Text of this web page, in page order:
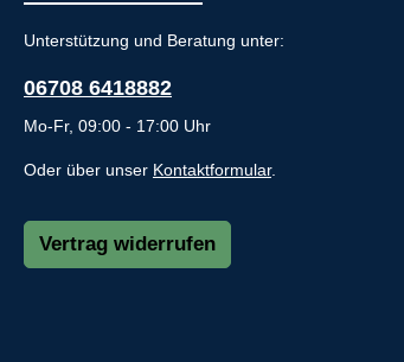
Unterstützung und Beratung unter:
06708 6418882
Mo-Fr, 09:00 - 17:00 Uhr
Oder über unser Kontaktformular.
Vertrag widerrufen